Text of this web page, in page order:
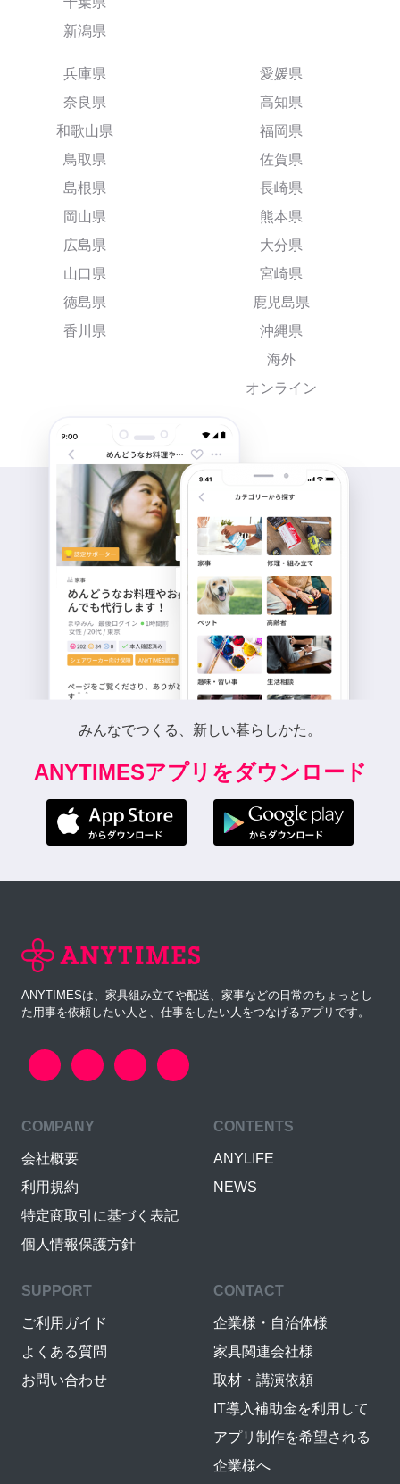
新潟県
兵庫県
奈良県
和歌山県
鳥取県
島根県
岡山県
広島県
山口県
徳島県
香川県
愛媛県
高知県
福岡県
佐賀県
長崎県
熊本県
大分県
宮崎県
鹿児島県
沖縄県
海外
オンライン
みんなでつくる、新しい暮らしかた。
ANYTIMESアプリをダウンロード
ANYTIMESは、家具組み立てや配送、家事などの日常のちょっとし
た用事を依頼したい人と、仕事をしたい人をつなげるアプリです。
COMPANY
会社概要
利用規約
特定商取引に基づく表記
個人情報保護方針
CONTENTS
ANYLIFE
NEWS
SUPPORT
ご利用ガイド
よくある質問
お問い合わせ
CONTACT
企業様・自治体様
家具関連会社様
取材・講演依頼
IT導入補助金を利用して
アプリ制作を希望される
企業様へ